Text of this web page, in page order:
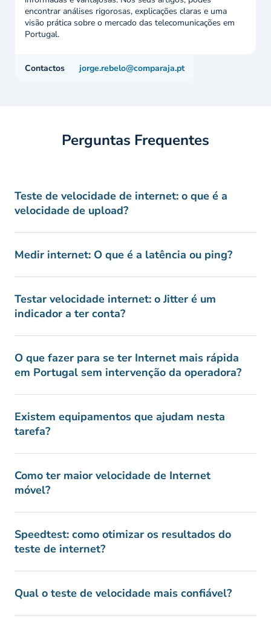
encontrar análises rigorosas, explicações claras e uma
visão prática sobre o mercado das telecomunicações em
Portugal.
Contactos jorge.rebelo@comparaja.pt
Perguntas Frequentes
Teste de velocidade de internet: o que é a
velocidade de upload?
Medir internet: O que é a latência ou ping?
Testar velocidade internet: o Jitter é um
indicador a ter conta?
O que fazer para se ter Internet mais rápida
em Portugal sem intervenção da operadora?
Existem equipamentos que ajudam nesta
tarefa?
Como ter maior velocidade de Internet
móvel?
Speedtest: como otimizar os resultados do
teste de internet?
Qual o teste de velocidade mais confiável?